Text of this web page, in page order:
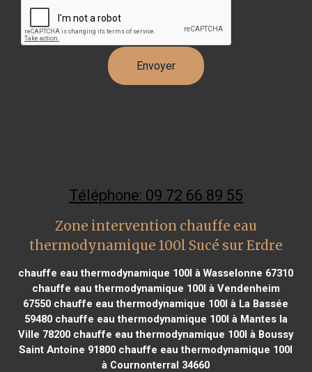
Téléphone: 09 72 66 89 55
Zone intervention chauffe eau
thermodynamique 100l Sucé sur Erdre
chauffe eau thermodynamique 100l à Wasselonne 67310
chauffe eau thermodynamique 100l à Vendenheim
67550 chauffe eau thermodynamique 100l à La Bassée
59480chauffe eau thermodynamique 100l à Mantes la
Ville 78200 chauffe eau thermodynamique 100l à Boussy
Saint Antoine 91800 chauffe eau thermodynamique 100l
à Cournonterral 34660